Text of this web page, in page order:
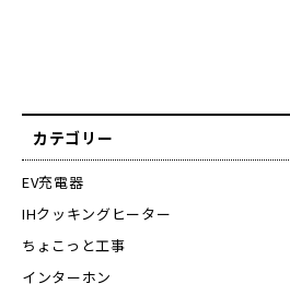
カテゴリー
EV充電器
IHクッキングヒーター
ちょこっと工事
インターホン